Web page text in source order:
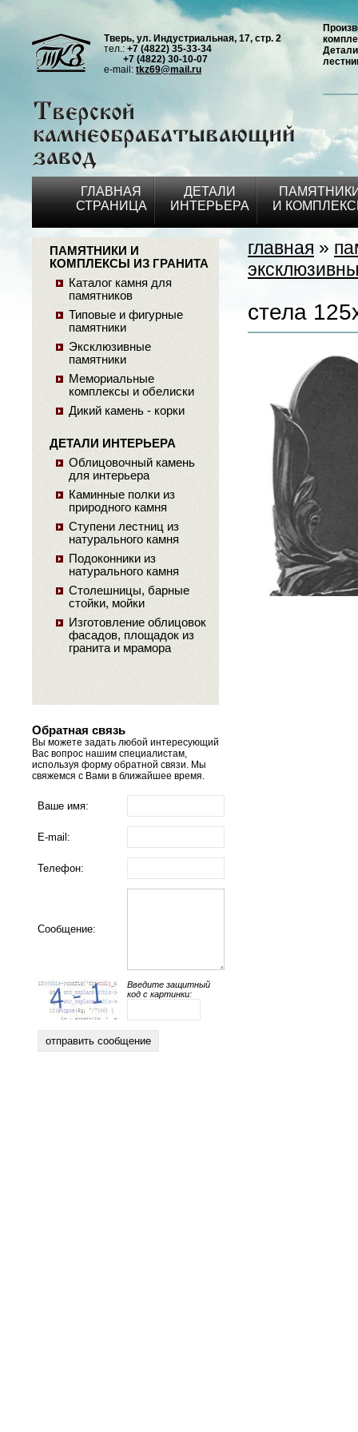
Тверь, ул. Индустриальная, 17, стр. 2
тел.: +7 (4822) 35-33-34
+7 (4822) 30-10-07
e-mail: tkz69@mail.ru
ГЛАВНАЯ
СТРАНИЦА
ДЕТАЛИ
ИНТЕРЬЕРА
И
главная »
стела
ПАМЯТНИКИ И
КОМПЛЕКСЫ ИЗ ГРАНИТА
Каталог камня для
памятников
Типовые и фигурные
памятники
Эксклюзивные
памятники
Мемориальные
комплексы и обелиски
Дикий камень - корки
ДЕТАЛИ ИНТЕРЬЕРА
Облицовочный камень
для интерьера
Каминные полки из
природного камня
Ступени лестниц из
натурального камня
Подоконники из
натурального камня
Столешницы, барные
стойки, мойки
Изготовление облицовок
фасадов, площадок из
гранита и мрамора
Обратная связь
Вы можете задать любой интересующий
Вас вопрос нашим специалистам,
используя форму обратной связи. Мы
свяжемся с Вами в ближайшее время.
Ваше имя:
E-mail:
Телефон:
Сообщение:
Введите защитный
код с картинки: